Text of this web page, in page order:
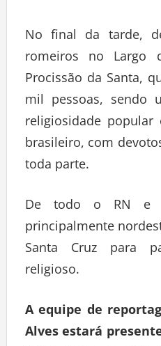
No final da tarde,
romeiros no Largo
Procissão da Santa,
mil pessoas, sendo
religiosidade
brasileiro, com
toda parte.
De todo o RN e
principalmente
Santa Cruz para
religioso.
A equipe de
Alves estará